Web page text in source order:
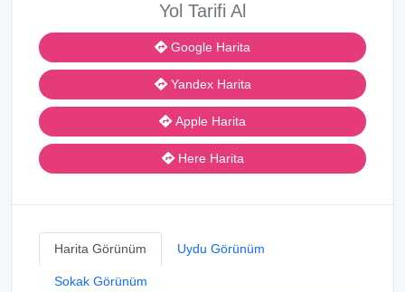
Yol Tarifi Al
Google Harita
Yandex Harita
Apple Harita
Here Harita
Harita Görünüm Uydu Görünüm
Sokak Görünüm